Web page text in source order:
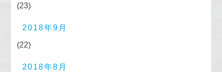
(23)
2018年9月
(22)
2018年8月